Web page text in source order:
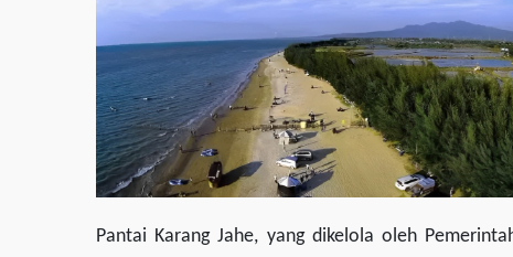
Pantai Karang Jahe, yang dikelola oleh